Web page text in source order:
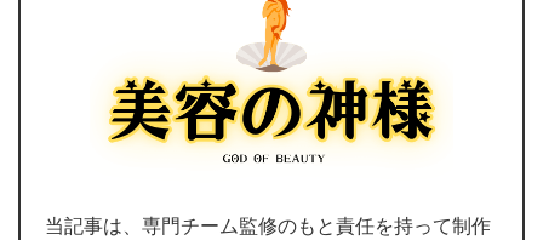
当記事は、専門チーム監修のもと責任を持って制作